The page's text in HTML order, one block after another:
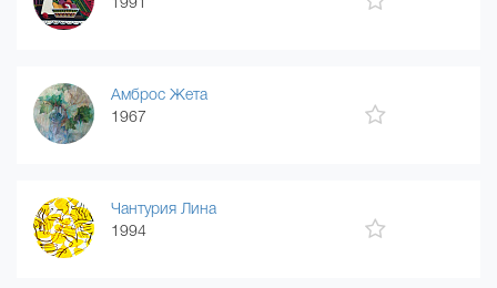
Амброс Жета
1967
Чантурия Лина
1994